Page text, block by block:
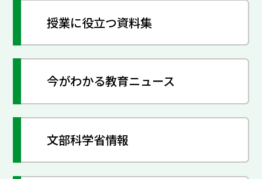
授業に役立つ資料集
今がわかる教育ニュース
文部科学省情報